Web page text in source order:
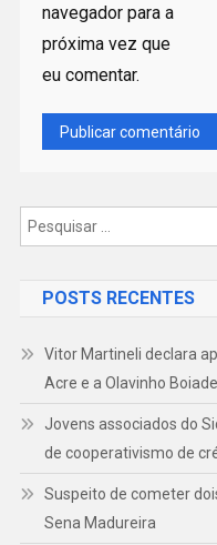
navegador para a
próxima vez que
eu comentar.
POSTS RECENTES
Vitor Martineli declara
Acre e a Olavinho
Jovens associados do
de cooperativismo de
Suspeito de cometer
Sena Madureira